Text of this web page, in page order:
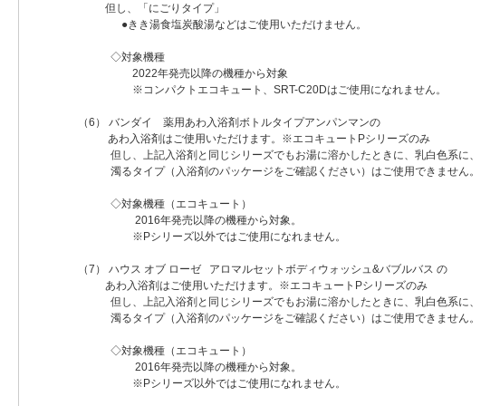
但し、「にごりタイプ」
●きき湯食塩炭酸湯などはご使用いただけません。
◇対象機種
2022年発売以降の機種から対象
※コンパクトエコキュート、SRT-C20Dはご使用になれません。
（6） バンダイ 薬用あわ入浴剤ボトルタイプアンパンマンの
あわ入浴剤はご使用いただけます。※エコキュートPシリーズのみ
但し、上記入浴剤と同じシリーズでもお湯に溶かしたときに、乳白色系に、
濁るタイプ（入浴剤のパッケージをご確認ください）はご使用できません。
◇対象機種（エコキュート）
2016年発売以降の機種から対象。
※Pシリーズ以外ではご使用になれません。
（7） ハウス オブ ローゼ アロマルセットボディウォッシュ&バブルバス の
あわ入浴剤はご使用いただけます。※エコキュートPシリーズのみ
但し、上記入浴剤と同じシリーズでもお湯に溶かしたときに、乳白色系に、
濁るタイプ（入浴剤のパッケージをご確認ください）はご使用できません。
◇対象機種（エコキュート）
2016年発売以降の機種から対象。
※Pシリーズ以外ではご使用になれません。